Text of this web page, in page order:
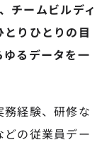
チームビルディ
りひとりの目
るデータを一
経験、研修な
の従業員デー